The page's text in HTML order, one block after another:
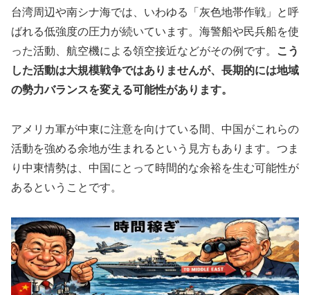
台湾周辺や南シナ海では、いわゆる「灰色地帯作戦」と呼
ばれる低強度の圧力が続いています。海警船や民兵船を使
った活動、航空機による領空接近などがその例です。
こう
した活動は大規模戦争ではありませんが、長期的には地域
の勢力バランスを変える可能性があります。
アメリカ軍が中東に注意を向けている間、中国がこれらの
活動を強める余地が生まれるという見方もあります。つま
り中東情勢は、中国にとって時間的な余裕を生む可能性が
あるということです。